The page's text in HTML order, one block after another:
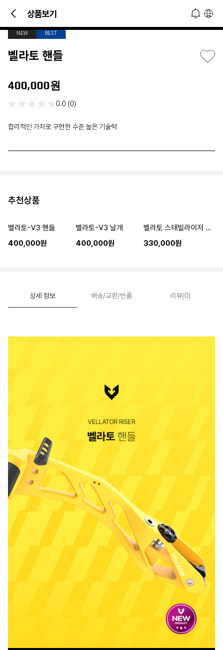
및 소식 접하기!
오늘 하루 열지 않기
상품보기
NEW BEST
벨라토 핸들
400,000원
0.0 (0)
합리적인 가치로 구현한 수준 높은 기술력
추천상품
벨라토-V3 핸들
400,000원
벨라토-V3 날개
400,000원
벨라토 스태빌라이저 세트
330,000원
상세 정보 배송/교환/반품 리뷰(0)